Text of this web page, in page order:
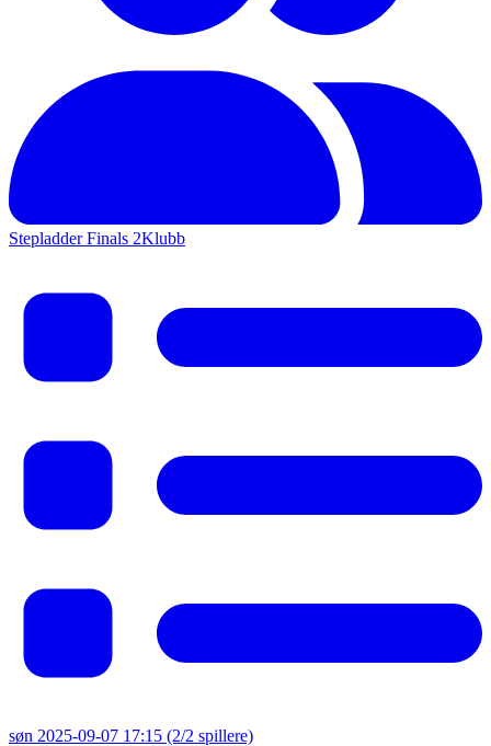
Stepladder Finals 2Klubb
søn 2025-09-07 17:15 (2/2 spillere)